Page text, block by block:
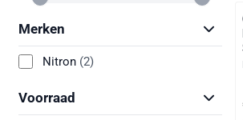
Merken
Nitron (2)
Voorraad